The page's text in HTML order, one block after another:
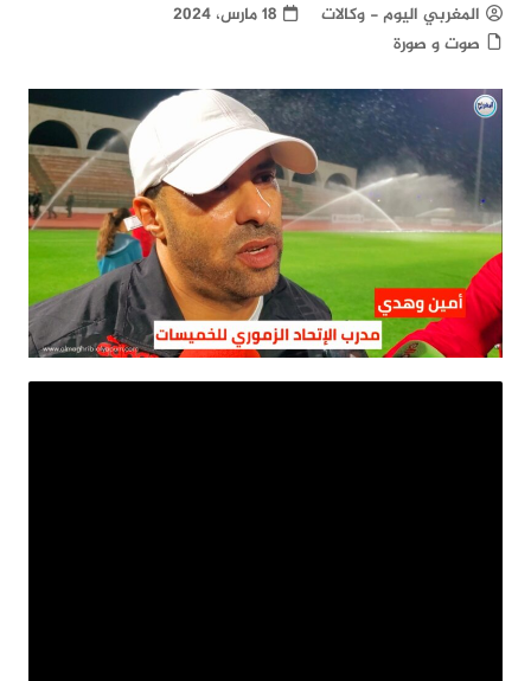
المغربي اليوم - وكالات
18 مارس، 2024
صوت و صورة